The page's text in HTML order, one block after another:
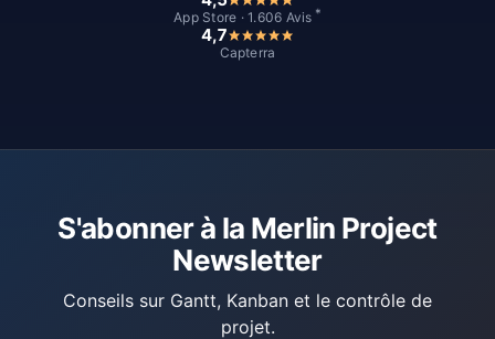
App Store · 1.606 Avis *
4,7
Capterra
S'abonner à la Merlin Project
Newsletter
Conseils sur Gantt, Kanban et le contrôle de
projet.